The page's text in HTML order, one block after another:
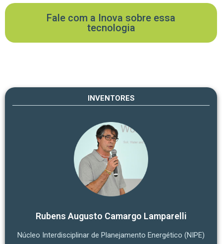
Fale com a Inova sobre essa
tecnologia
INVENTORES
Rubens Augusto Camargo Lamparelli
Núcleo Interdisciplinar de Planejamento Energético (NIPE)